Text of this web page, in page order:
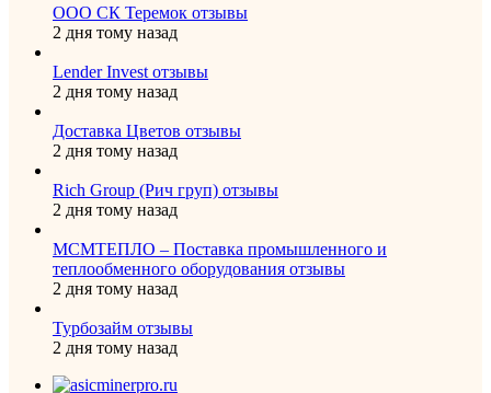
ООО СК Теремок отзывы
2 дня тому назад
Lender Invest отзывы
2 дня тому назад
Доставка Цветов отзывы
2 дня тому назад
Rich Group (Рич груп) отзывы
2 дня тому назад
МСМТЕПЛО – Поставка промышленного и
теплообменного оборудования отзывы
2 дня тому назад
Турбозайм отзывы
2 дня тому назад